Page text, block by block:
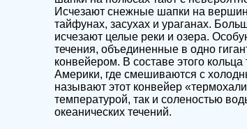
Исчезают снежные шапки на
тайфунах, засухах и ураганах.
исчезают целые реки и озера.
течения, объединенные в одно
конвейером. В составе этого
Америки, где смешиваются с
называют этот конвейер
температурой, так и соленостью
океанических течений.